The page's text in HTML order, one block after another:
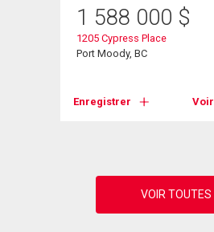
1 588 000 $
1205 Cypress Place
Port Moody, BC
Enregistrer Voir